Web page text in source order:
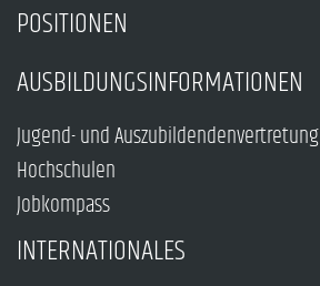
POSITIONEN
AUSBILDUNGSINFORMATIONEN
Jugend- und Auszubildendenvertretung
Hochschulen
Jobkompass
INTERNATIONALES